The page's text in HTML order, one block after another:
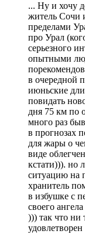
... Ну и хочу
житель Сочи
пределами
про Урал
серьезного
опытными
в очередной
июньские
повидать
дня 75 км по
много раз
в прогнозах
для жары о
виде
кстати))). но
ситуацию на
хранитель
в избушке с
своего
))) так что ни